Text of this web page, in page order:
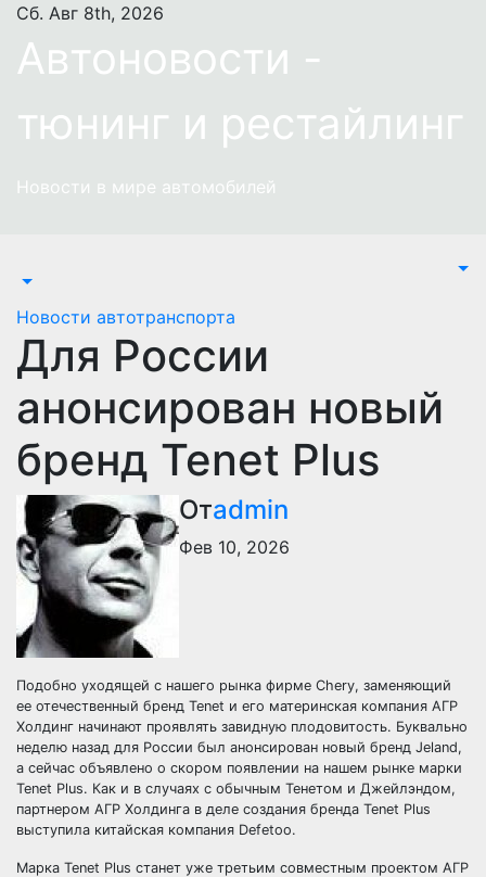
Перейти
содержимому
Сб. Авг 8th, 2026
Автоновости -
тюнинг и рестайлинг
Новости в мире автомобилей
Новости автотранспорта
Для России
анонсирован новый
бренд Tenet Plus
Отadmin
Фев 10, 2026
Подобно уходящей с нашего рынка фирме Chery, заменяющий
ее отечественный бренд Tenet и его материнская компания АГР
Холдинг начинают проявлять завидную плодовитость. Буквально
неделю назад для России был анонсирован новый бренд Jeland,
а сейчас объявлено о скором появлении на нашем рынке марки
Tenet Plus. Как и в случаях с обычным Тенетом и Джейлэндом,
партнером АГР Холдинга в деле создания бренда Tenet Plus
выступила китайская компания Defetoo.
Марка Tenet Plus станет уже третьим совместным проектом АГР